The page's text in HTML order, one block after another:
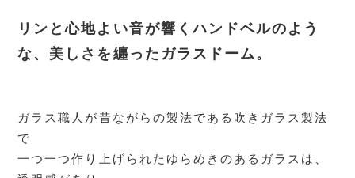
リンと心地よい音が響くハンドベルのよう
な、美しさを纏ったガラスドーム。
ガラス職人が昔ながらの製法である吹きガラス製法
で
一つ一つ作り上げられたゆらめきのあるガラスは、